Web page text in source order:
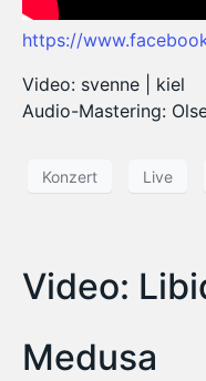
https://
Video: svenne | kiel
Audio-Mastering:
Konzert Live
Video:
Medusa